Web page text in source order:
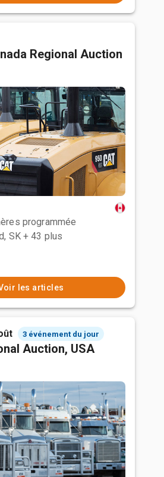
Regional Auction
programmée
SK + 43 plus
les articles
3 événement du jour
Auction, USA